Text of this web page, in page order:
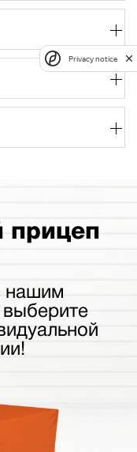
прицеп
нашим
Privacy notice